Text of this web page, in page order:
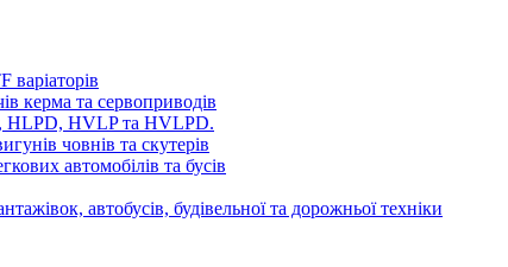
керма та сервоприводів
HLPD, HVLP та HVLPD.
човнів та скутерів
автомобілів та бусів
автобусів, будівельної та дорожньої техніки